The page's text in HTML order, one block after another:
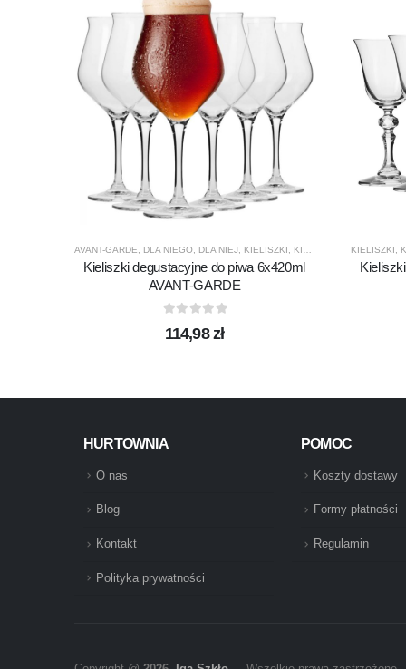
AVANT-GARDE, DLA NIEGO, DLA NIEJ, KIELISZKI, KIELISZKI DO PIWA ,
Kieliszki degustacyjne do piwa 6x420ml
AVANT-GARDE
114,98zł
KIELISZKI,
HURTOWNIA
O nas
Blog
Kontakt
Polityka prywatności
POMOC
Koszty dostawy
Formy płatności
Regulamin